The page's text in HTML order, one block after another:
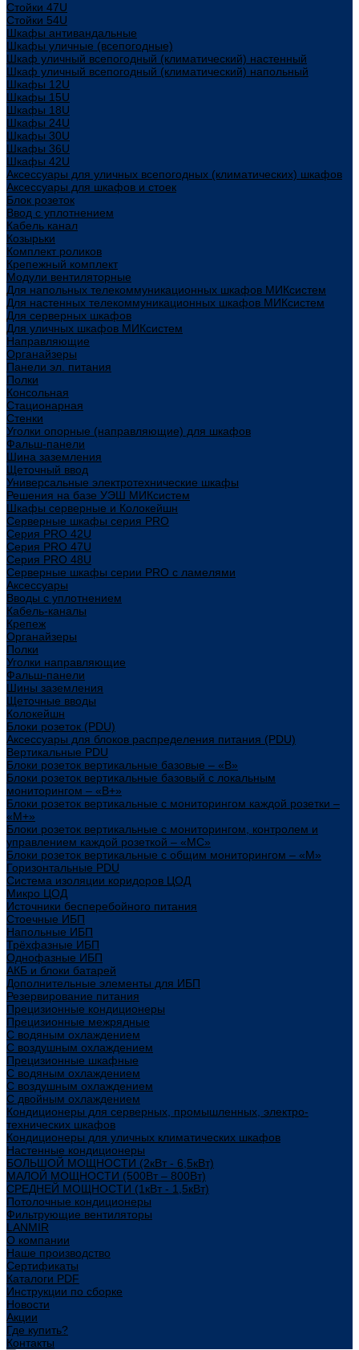
Стойки 47U
Стойки 54U
Шкафы антивандальные
Шкафы уличные (всепогодные)
Шкаф уличный всепогодный (климатический) настенный
Шкаф уличный всепогодный (климатический) напольный
Шкафы 12U
Шкафы 15U
Шкафы 18U
Шкафы 24U
Шкафы 30U
Шкафы 36U
Шкафы 42U
Аксессуары для уличных всепогодных (климатических) шкафов
Аксессуары для шкафов и стоек
Блок розеток
Ввод с уплотнением
Кабель канал
Козырьки
Комплект роликов
Крепежный комплект
Модули вентиляторные
Для напольных телекоммуникационных шкафов МИКсистем
Для настенных телекоммуникационных шкафов МИКсистем
Для серверных шкафов
Для уличных шкафов МИКсистем
Направляющие
Органайзеры
Панели эл. питания
Полки
Консольная
Стационарная
Стенки
Уголки опорные (направляющие) для шкафов
Фальш-панели
Шина заземления
Щеточный ввод
Универсальные электротехнические шкафы
Решения на базе УЭШ МИКсистем
Шкафы серверные и Колокейшн
Серверные шкафы серия PRO
Серия PRO 42U
Серия PRO 47U
Серия PRO 48U
Серверные шкафы серии PRO с ламелями
Аксессуары
Вводы с уплотнением
Кабель-каналы
Крепеж
Органайзеры
Полки
Уголки направляющие
Фальш-панели
Шины заземления
Щеточные вводы
Колокейшн
Блоки розеток (PDU)
Аксессуары для блоков распределения питания (PDU)
Вертикальные PDU
Блоки розеток вертикальные базовые – «В»
Блоки розеток вертикальные базовый с локальным
мониторингом – «В+»
Блоки розеток вертикальные с мониторингом каждой розетки –
«М+»
Блоки розеток вертикальные с мониторингом, контролем и
управлением каждой розеткой – «МС»
Блоки розеток вертикальные с общим мониторингом – «М»
Горизонтальные PDU
Система изоляции коридоров ЦОД
Микро ЦОД
Источники бесперебойного питания
Стоечные ИБП
Напольные ИБП
Трёхфазные ИБП
Однофазные ИБП
АКБ и блоки батарей
Дополнительные элементы для ИБП
Резервирование питания
Прецизионные кондиционеры
Прецизионные межрядные
С водяным охлаждением
С воздушным охлаждением
Прецизионные шкафные
С водяным охлаждением
С воздушным охлаждением
С двойным охлаждением
Кондиционеры для серверных, промышленных, электро-
технических шкафов
Кондиционеры для уличных климатических шкафов
Настенные кондиционеры
БОЛЬШОЙ МОЩНОСТИ (2кВт - 6,5кВт)
МАЛОЙ МОЩНОСТИ (500Вт – 800Вт)
СРЕДНЕЙ МОЩНОСТИ (1кВт - 1,5кВт)
Потолочные кондиционеры
Фильтрующие вентиляторы
LANMIR
О компании
Наше производство
Сертификаты
Каталоги PDF
Инструкции по сборке
Новости
Акции
Где купить?
Контакты